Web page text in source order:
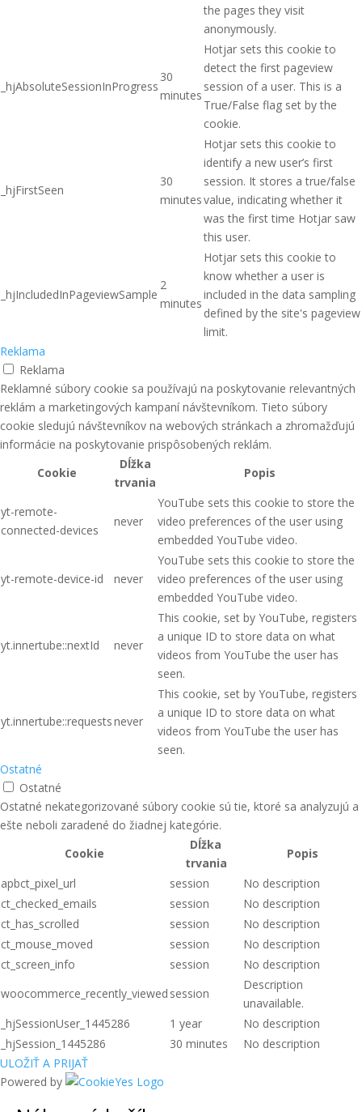
the pages they visit
anonymously.
_hjAbsoluteSessionInProgress
30
minutes
Hotjar sets this cookie to
detect the first pageview
session of a user. This is a
True/False flag set by the
cookie.
_hjFirstSeen
30
minutes
Hotjar sets this cookie to
identify a new user’s first
session. It stores a true/false
value, indicating whether it
was the first time Hotjar saw
this user.
_hjIncludedInPageviewSample
2
minutes
Hotjar sets this cookie to
know whether a user is
included in the data sampling
defined by the site's pageview
limit.
Reklama
Reklama
Reklamné súbory cookie sa používajú na poskytovanie relevantných
reklám a marketingových kampaní návštevníkom. Tieto súbory
cookie sledujú návštevníkov na webových stránkach a zhromažďujú
informácie na poskytovanie prispôsobených reklám.
Cookie
Dĺžka
trvania
Popis
yt-remote-
connected-devices
never
YouTube sets this cookie to store the
video preferences of the user using
embedded YouTube video.
yt-remote-device-id never
YouTube sets this cookie to store the
video preferences of the user using
embedded YouTube video.
yt.innertube::nextId never
This cookie, set by YouTube, registers
a unique ID to store data on what
videos from YouTube the user has
seen.
yt.innertube::requestsnever
This cookie, set by YouTube, registers
a unique ID to store data on what
videos from YouTube the user has
seen.
Ostatné
Ostatné
Ostatné nekategorizované súbory cookie sú tie, ktoré sa analyzujú a
ešte neboli zaradené do žiadnej kategórie.
Cookie
Dĺžka
trvania
Popis
apbct_pixel_url
session
No description
ct_checked_emails
session
No description
ct_has_scrolled
session
No description
ct_mouse_moved
session
No description
ct_screen_info
session
No description
woocommerce_recently_viewed session
Description
unavailable.
_hjSessionUser_1445286
1 year
No description
_hjSession_1445286
30 minutes
No description
ULOŽIŤ A PRIJAŤ
Powered by